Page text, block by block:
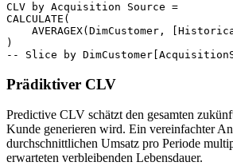
CLV by Acquisition Source =
CALCULATE(
AVERAGEX(DimCustomer,
)
Prädiktiver CLV
Predictive CLV schätzt den gesamten
Kunde generieren wird. Ein vereinfachter
durchschnittlichen Umsatz pro Periode
erwarteten verbleibenden Lebensdauer.